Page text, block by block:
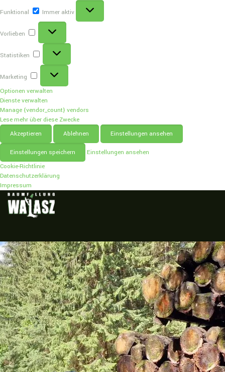
Funktional
Immer aktiv
Vorlieben
Vorlieben
Statistiken
Statistiken
Marketing
Marketing
Optionen verwalten
Dienste verwalten
Manage {vendor_count} vendors
Lese mehr über diese Zwecke
Akzeptieren
Ablehnen Einstellungen ansehen
Einstellungen speichern
Einstellungen ansehen
Cookie-Richtlinie
Datenschutzerklärung
Impressum